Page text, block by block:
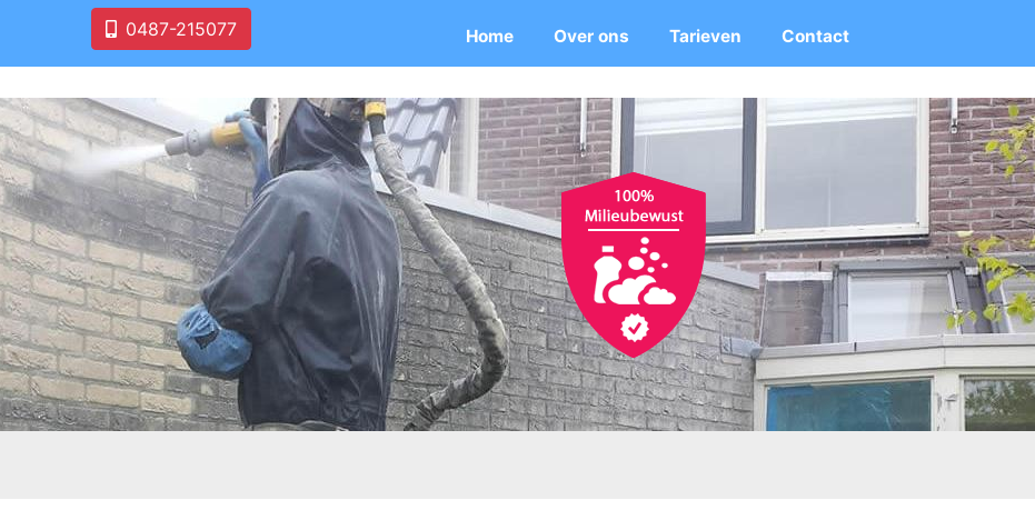
0487-215077 Home Over ons Tarieven Contact